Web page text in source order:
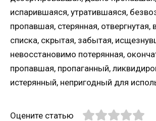
испарившаяся, утратившаяся,
пропавшая, стерянная, отвергнутая,
списка, скрытая, забытая,
невосстановимо потерянная,
пропавшая, пропаганный,
истерянный, непригодный для
Оцените статью